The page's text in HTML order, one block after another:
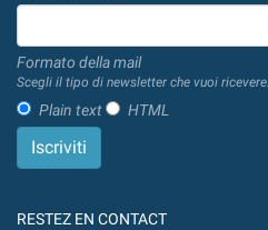
Formato della mail
Scegli il tipo di newsletter che vuoi ricevere.
Plain text HTML
RESTEZ EN CONTACT